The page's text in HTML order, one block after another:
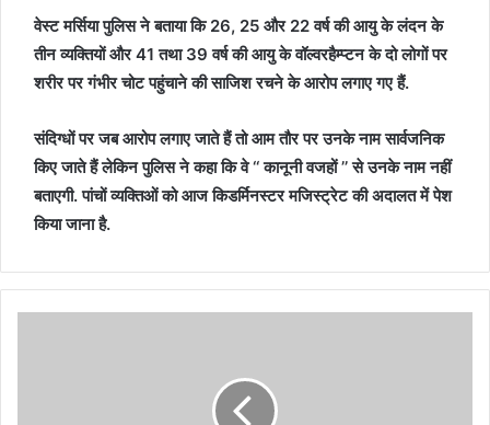
वेस्ट मर्सिया पुलिस ने बताया कि 26, 25 और 22 वर्ष की आयु के लंदन के
तीन व्यक्तियों और 41 तथा 39 वर्ष की आयु के वॉल्वरहैम्प्टन के दो लोगों पर
शरीर पर गंभीर चोट पहुंचाने की साजिश रचने के आरोप लगाए गए हैं.
संदिग्धों पर जब आरोप लगाए जाते हैं तो आम तौर पर उनके नाम सार्वजनिक
किए जाते हैं लेकिन पुलिस ने कहा कि वे ‘‘ कानूनी वजहों ’’ से उनके नाम नहीं
बताएगी. पांचों व्यक्तिओं को आज किडर्मिनस्टर मजिस्ट्रेट की अदालत में पेश
किया जाना है.